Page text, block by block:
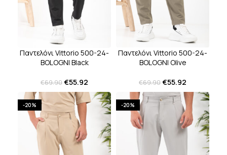
Παντελόνι Vittorio 500-24-
BOLOGNI Black
€69.90€55.92
Παντελόνι Vittorio 500-24-
BOLOGNI Olive
€69.90€55.92
-20% -20%